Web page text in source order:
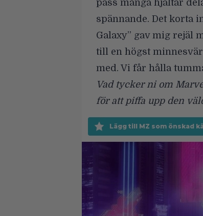
pass många hjältar
spännande. Det korta
Galaxy” gav mig rejäl
till en högst
med. Vi får hålla
Vad tycker ni om
för att piffa upp den
Lägg till MZ som önskad